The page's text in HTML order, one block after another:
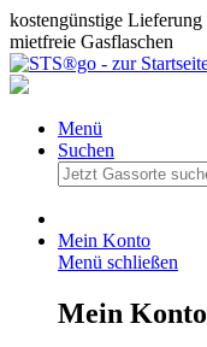
kostengünstige Lieferung
mietfreie Gasflaschen
Menü
Suchen
Mein Konto
Menü schließen
Mein Konto